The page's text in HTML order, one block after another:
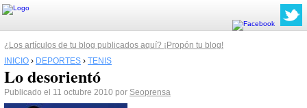
¿Los artículos de tu blog publicados aquí? ¡Propón tu blog!
INICIO › DEPORTES › TENIS
Lo desorientó
Publicado el 11 octubre 2010 por Seoprensa